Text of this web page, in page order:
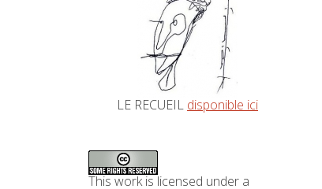
LE RECUEIL disponible ici
This workis licensed under a